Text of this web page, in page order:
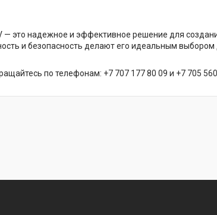
— это надежное и эффективное решение для
и безопасность делают его идеальным выбором
по телефонам: +7 707 177 80 09 и +7 705 560